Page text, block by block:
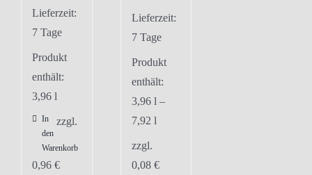
Lieferzeit:
7 Tage
Produkt
enthält:
3,96 l
In
den
Warenkorb
zzgl.
0,96 €
Lieferzeit:
7 Tage
Produkt
enthält:
3,96 l –
7,92 l
zzgl.
0,08 €